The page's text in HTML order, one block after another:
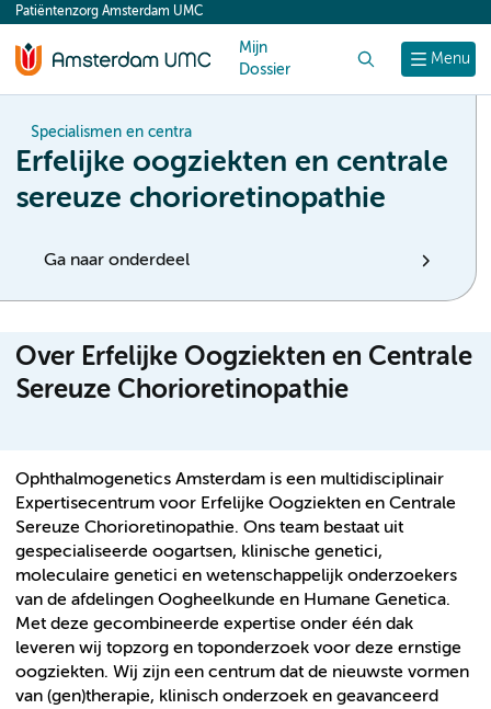
content
Menu
Patiëntenzorg Amsterdam UMC
Mijn
Dossier
Specialismen en centra
Erfelijke oogziekten en centrale
sereuze chorioretinopathie
Ga naar onderdeel
Over Erfelijke Oogziekten en Centrale
Sereuze Chorioretinopathie
Ophthalmogenetics Amsterdam is een multidisciplinair
Expertisecentrum voor Erfelijke Oogziekten en Centrale
Sereuze Chorioretinopathie. Ons team bestaat uit
gespecialiseerde oogartsen, klinische genetici,
moleculaire genetici en wetenschappelijk onderzoekers
van de afdelingen Oogheelkunde en Humane Genetica.
Met deze gecombineerde expertise onder één dak
leveren wij topzorg en toponderzoek voor deze ernstige
oogziekten. Wij zijn een centrum dat de nieuwste vormen
van (gen)therapie, klinisch onderzoek en geavanceerd